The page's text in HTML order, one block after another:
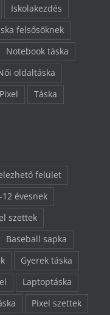
Iskolakezdés
felsősöknek
Notebook táska
oldaltáska
Pixel Táska
felület
12 évesnek
szettek
Baseball sapka
Gyerek táska
Laptoptáska
Pixel szettek